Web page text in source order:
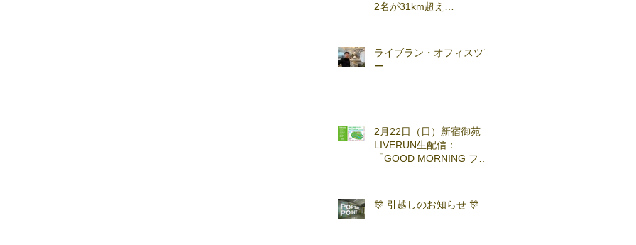
2名が31km超え
ライブラン・オフィスツア
ー
2月22日（日）新宿御苑
LIVERUN生配信：
「GOOD MORNING ファ
🎊 引越しのお知らせ 🎊